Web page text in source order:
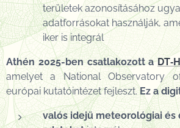
területek azonosításához
adatforrásokat használják,
iker is integrál
Athén 2025-ben csatlakozott a
amelyet a National Observatory
európai kutatóintézet fejleszt.Ez a
valós idejű meteorológiai és